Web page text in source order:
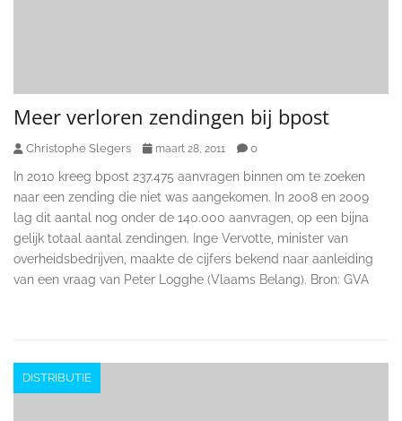
Meer verloren zendingen bij bpost
Christophe Slegers maart 28, 2011 0
In 2010 kreeg bpost 237.475 aanvragen binnen om te zoeken
naar een zending die niet was aangekomen. In 2008 en 2009
lag dit aantal nog onder de 140.000 aanvragen, op een bijna
gelijk totaal aantal zendingen. Inge Vervotte, minister van
overheidsbedrijven, maakte de cijfers bekend naar aanleiding
van een vraag van Peter Logghe (Vlaams Belang). Bron: GVA
DISTRIBUTIE